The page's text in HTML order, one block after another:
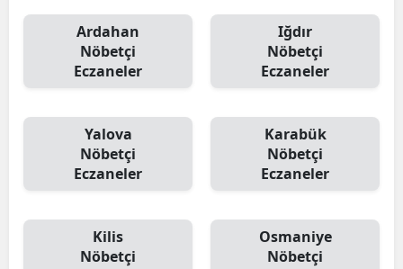
Ardahan
Nöbetçi
Eczaneler
Iğdır
Nöbetçi
Eczaneler
Yalova
Nöbetçi
Eczaneler
Karabük
Nöbetçi
Eczaneler
Kilis
Nöbetçi
Osmaniye
Nöbetçi